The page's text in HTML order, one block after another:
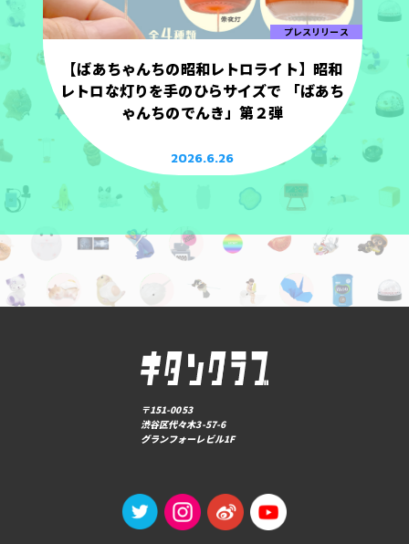
プレスリリース
【ばあちゃんちの昭和レトロライト】昭和
レトロな灯りを手のひらサイズで 「ばあち
ゃんちのでんき」第２弾
2026.6.26
〒151-0053
渋谷区代々木3-57-6
グランフォーレビル1F